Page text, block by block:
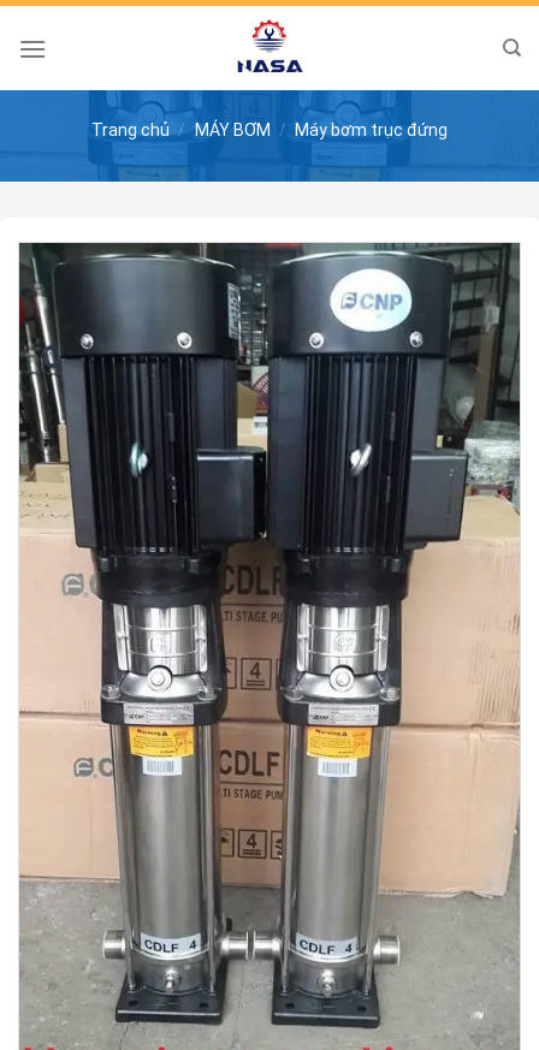
Skip
Trang chủ / MÁY BƠM / Máy bơm trục đứng